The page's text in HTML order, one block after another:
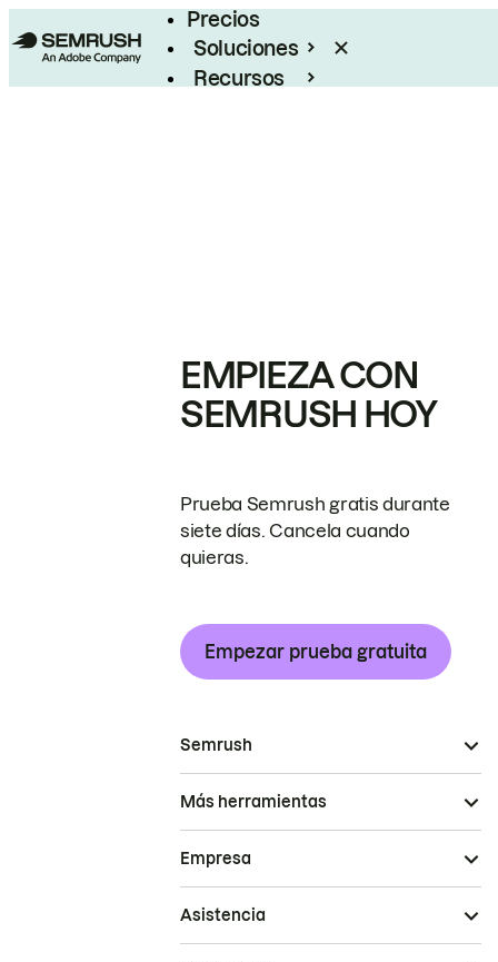
Precios
Soluciones
Recursos
EMPIEZA CON
SEMRUSH HOY
Prueba Semrush gratis durante
siete días. Cancela cuando
quieras.
Empezar prueba gratuita
Semrush
Más herramientas
Empresa
Asistencia